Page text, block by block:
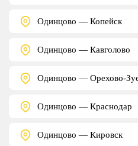
Одинцово — Копейск
Одинцово — Кавголово
Одинцово — Орехово-
Одинцово — Краснодар
Одинцово — Кировск